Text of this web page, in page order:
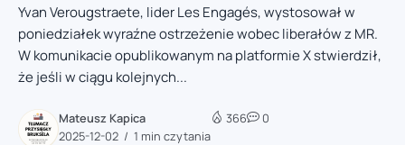
Yvan Verougstraete, lider Les Engagés, wystosował w
poniedziałek wyraźne ostrzeżenie wobec liberałów z MR.
W komunikacie opublikowanym na platformie X stwierdził,
że jeśli w ciągu kolejnych...
Mateusz Kapica
2025-12-02
1 min czytania
366 0